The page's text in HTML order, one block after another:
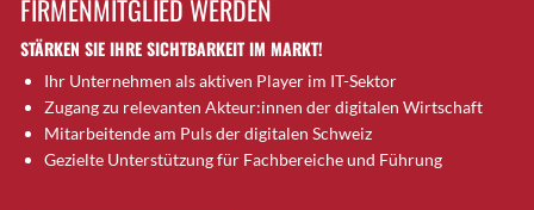
Brugg AG
Brütten
Bubendorf
Bubikon
Buchs (SG)
FIRMENMITGLIED WERDEN
STÄRKEN SIE IHRE SICHTBARKEIT IM MARKT!
Ihr Unternehmen als aktiven Player im IT-Sektor
Zugang zu relevanten Akteur:innen der digitalen Wirtschaft
Mitarbeitende am Puls der digitalen Schweiz
Gezielte Unterstützung für Fachbereiche und Führung